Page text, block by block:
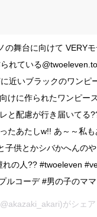
の舞台に向けて VERY
れている
近いブラックのワンピ
けに作られたワンピー
と配慮が行き届いてる
たあたしw!! あ～～私も
子供とかシバかへんのや
れの人?? #twoeleven
ルコーデ #男の子のママ
がシェア